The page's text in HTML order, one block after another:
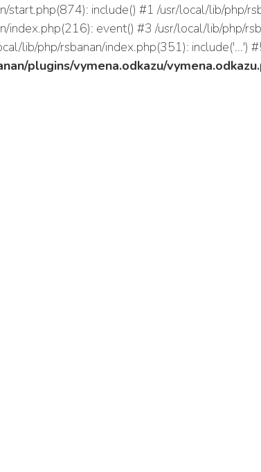
start.php(874): include() #1 /usr/local/lib/php/
index.php(216): event() #3 /usr/local/lib/php/
lib/php/rsbanan/index.php(351): include('...')
plugins/vymena.odkazu/